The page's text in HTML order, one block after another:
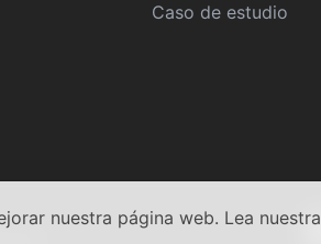
nuestra página web. Lea nuestra
Caso de estudio